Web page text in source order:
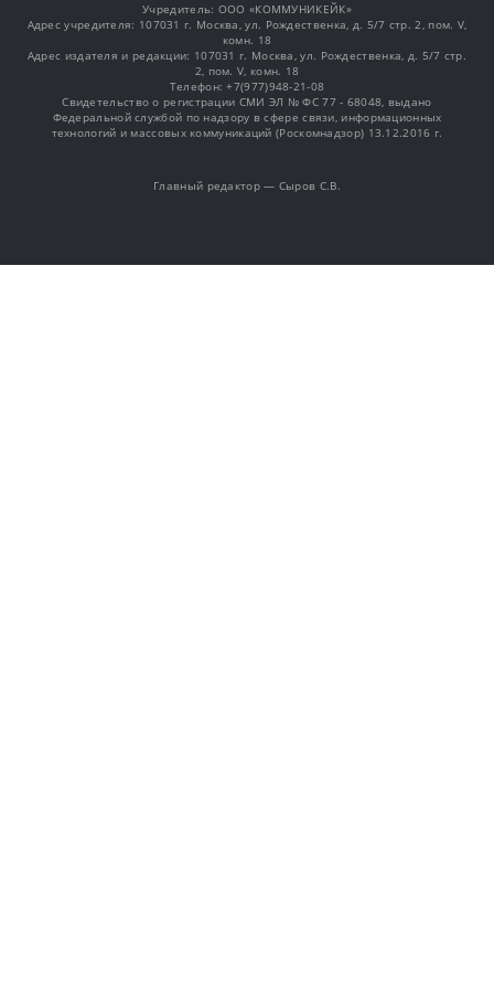
Учредитель: OOO «КОММУНИКЕЙК»
Адрес учредителя: 107031 г. Москва, ул. Рождественка, д. 5/7 стр. 2, пом. V,
комн. 18
Адрес издателя и редакции: 107031 г. Москва, ул. Рождественка, д. 5/7 стр.
2, пом. V, комн. 18
Телефон: +7(977)948-21-08
Свидетельство о регистрации СМИ ЭЛ № ФС 77 - 68048, выдано
Федеральной службой по надзору в сфере связи, информационных
технологий и массовых коммуникаций (Роскомнадзор) 13.12.2016 г.
Главный редактор — Сыров С.В.